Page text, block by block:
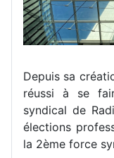
Depuis sa
réussi à se
syndical de
élections
la 2ème force